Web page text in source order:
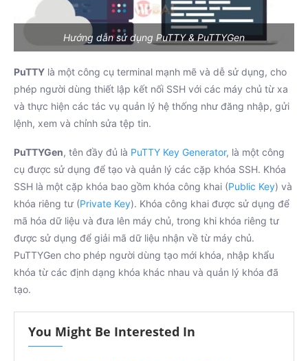
Hướng dẫn sử dụng PuTTY & PuTTYGen
PuTTY là một công cụ terminal mạnh mẽ và dễ sử dụng, cho
phép người dùng thiết lập kết nối SSH với các máy chủ từ xa
và thực hiện các tác vụ quản lý hệ thống như đăng nhập, gửi
lệnh, xem và chỉnh sửa tệp tin.
PuTTYGen, tên đầy đủ là PuTTY Key Generator, là một công
cụ được sử dụng để tạo và quản lý các cặp khóa SSH. Khóa
SSH là một cặp khóa bao gồm khóa công khai (Public Key) và
khóa riêng tư (Private Key). Khóa công khai được sử dụng để
mã hóa dữ liệu và đưa lên máy chủ, trong khi khóa riêng tư
được sử dụng để giải mã dữ liệu nhận về từ máy chủ.
PuTTYGen cho phép người dùng tạo mới khóa, nhập khẩu
khóa từ các định dạng khóa khác nhau và quản lý khóa đã
tạo.
You Might Be Interested In